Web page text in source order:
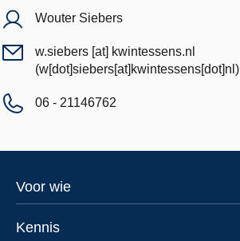
Wouter Siebers
w.siebers [at] kwintessens.nl
(w[dot]siebers[at]kwintessens[dot]nl)
06 - 21146762
Footer
Voor wie
Kennis